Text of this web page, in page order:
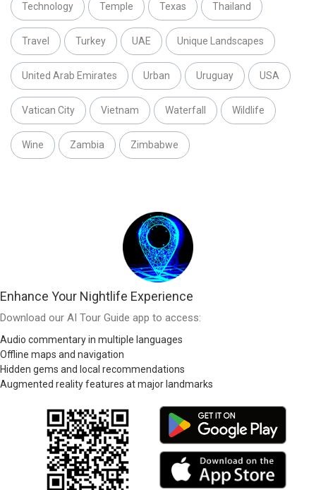
Technology Temple Texas Thailand
Travel Turkey UAE Unique Landscapes
United Arab Emirates Urban Uruguay USA
Vatican City Vietnam Waterfall Wildlife
Wine Zambia Zimbabwe
Enhance Your Nightlife Experience
Download our AI Tour Guide app to access:
Audio commentary in multiple languages
Offline maps and navigation
Hidden gems and local recommendations
Augmented reality features at major landmarks